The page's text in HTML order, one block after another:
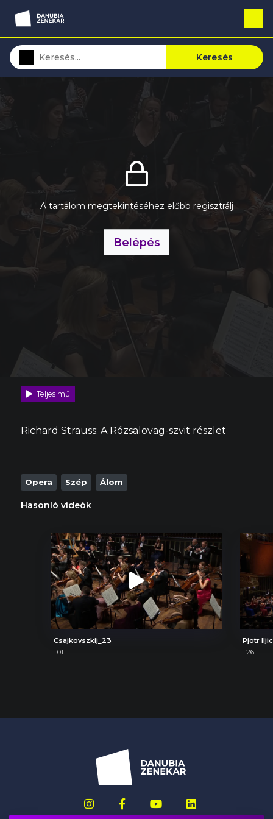
Keresés
A tartalom megtekintéséhez előbb regisztrálj
Belépés
Teljes mű
Richard Strauss: A Rózsalovag-szvit részlet
Opera Szép Álom
Hasonló videók
Csajkovszkij_23
1:01
1:26